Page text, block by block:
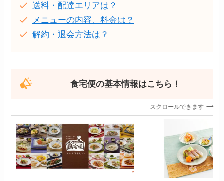
送料・配達エリアは？
メニューの内容、料金は？
解約・退会方法は？
食宅便の基本情報はこちら！
スクロールできます